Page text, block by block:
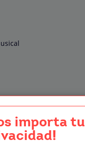
de Vídeo
calidad
importa tu